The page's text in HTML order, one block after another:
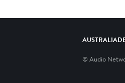
AUSTRALIA
© Audio